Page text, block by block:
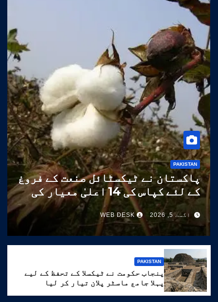
PAKISTAN
پاکستان نے ٹیکسٹائل صنعت کے فروغ
کے لئے کپاس کی 14 اعلیٰ معیار کی
اقسام تیار کر لیں
اگست 5, 2026 WEB DESK
PAKISTAN
پنجاب حکومت نے ٹیکسلا کے تحفظ کے لیے
پہلا جامع ماسٹر پلان تیار کر لیا